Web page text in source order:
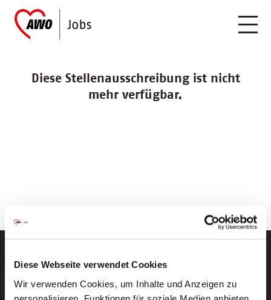
Diese Webseite verwendet Cookies
Wir verwenden Cookies, um Inhalte und Anzeigen zu
Diese Stellenausschreibung ist nicht
mehr verfügbar.
Neue Stellen per E-Mail.